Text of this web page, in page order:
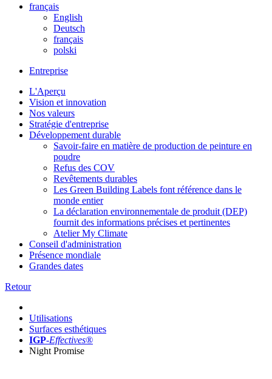
français
English
Deutsch
français
polski
Entreprise
L'Aperçu
Vision et innovation
Nos valeurs
Stratégie d'entreprise
Développement durable
Savoir-faire en matière de production de peinture en
poudre
Refus des COV
Revêtements durables
Les Green Building Labels font référence dans le
monde entier
La déclaration environnementale de produit (DEP)
fournit des informations précises et pertinentes
Atelier My Climate
Conseil d'administration
Présence mondiale
Grandes dates
Retour
Utilisations
Surfaces esthétiques
IGP-Effectives®
Night Promise